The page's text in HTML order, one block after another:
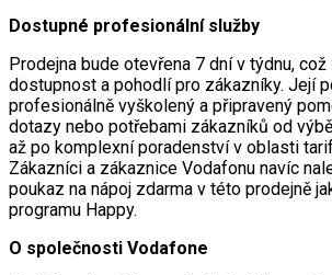
Dostupné profesionální služby
Prodejna bude otevřena 7 dní v týdnu,
dostupnost a pohodlí pro zákazníky. Její
profesionálně vyškolený a připravený
dotazy nebo potřebami zákazníků od
až po komplexní poradenství v oblasti
Zákazníci a zákaznice Vodafonu navíc
poukaz na nápoj zdarma v této prodejně
programu Happy.
O společnosti Vodafone